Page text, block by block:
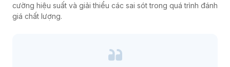
cường hiệu suất và giải thiểu các sai sót trong quá trình đánh
giá chất lượng.